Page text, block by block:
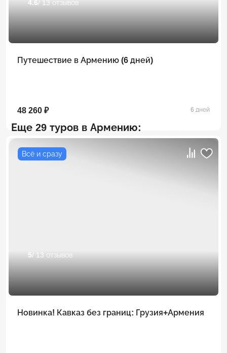
4.6/ 13 отзывов
Путешествие в Армению (6 дней)
48 260 ₽ 6 дней
Еще 29 туров в Армению:
Всё и сразу
5/ 13 отзывов
Новинка! Кавказ без границ: Грузия+Армения